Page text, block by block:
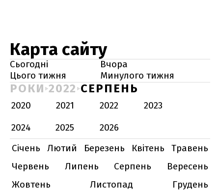
Карта сайту
Сьогодні
Вчора
Цього тижня
Минулого тижня
РОКИ 2022 СЕРПЕНЬ
2020 2021 2022
2023
2024
2025
2026
Січень
Лютий Березень Квітень
Травень
Червень
Липень Серпень
Вересень
Жовтень
Листопад
Грудень